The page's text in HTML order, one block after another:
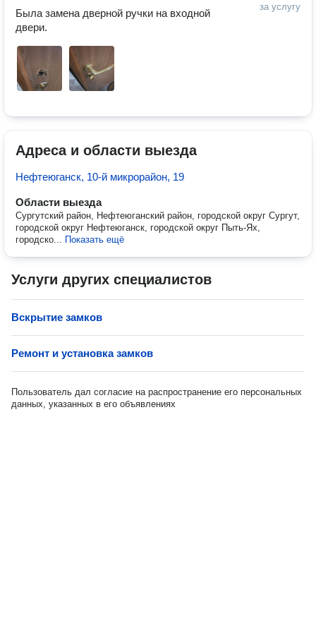
за услугу
Была замена дверной ручки на входной
двери.
Адреса и области выезда
Нефтеюганск, 10-й микрорайон, 19
Области выезда
Сургутский район, Нефтеюганский район, городской округ Сургут,
городской округ Нефтеюганск, городской округ Пыть-Ях,
городско... Показать ещё
Услуги других специалистов
Вскрытие замков
Ремонт и установка замков
Пользователь дал согласие на распространение его персональных
данных, указанных в его объявлениях